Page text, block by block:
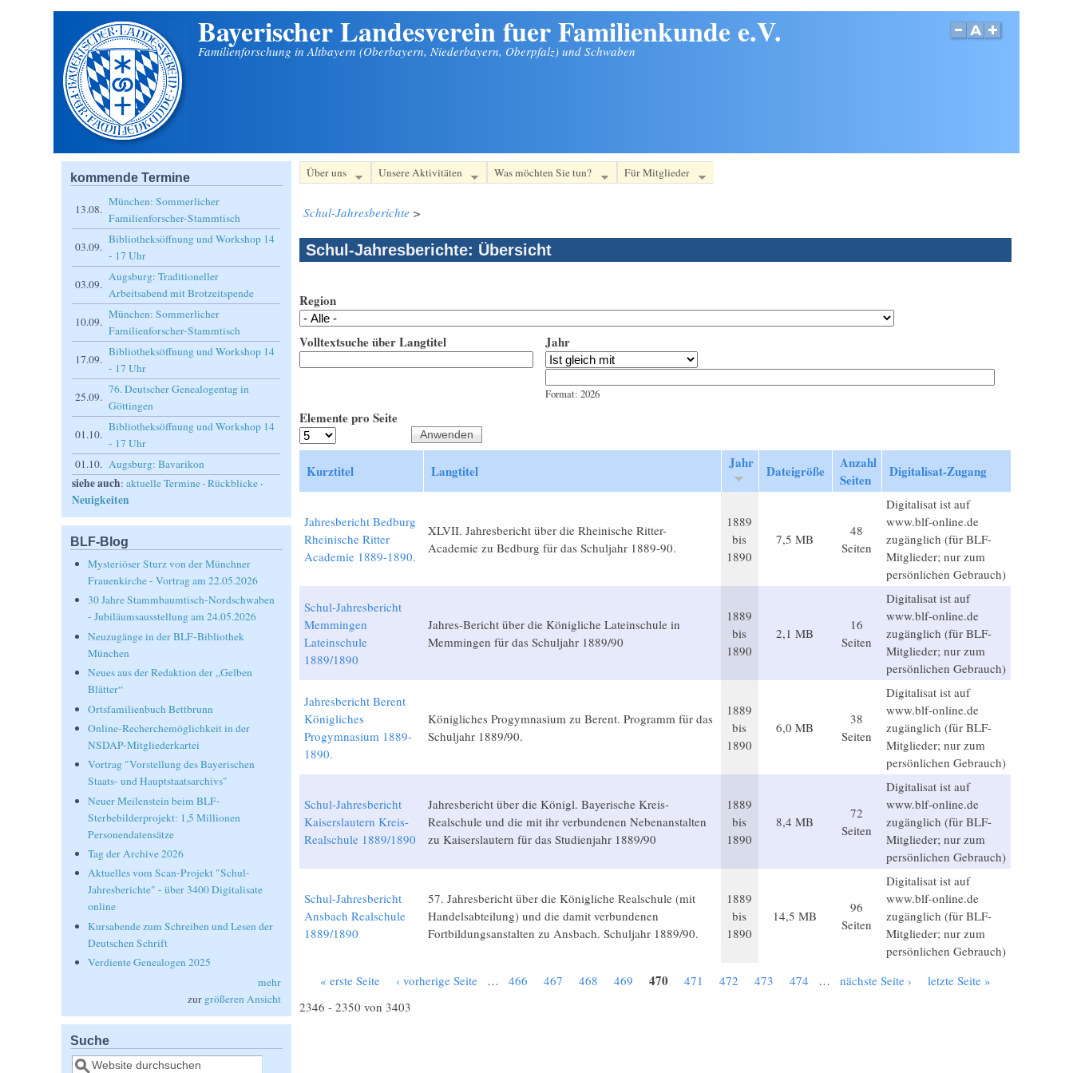
Bayerischer Landesverein fuer Familienkunde e.V.
Familienforschung in Altbayern (Oberbayern, Niederbayern, Oberpfalz) und Schwaben
Über uns Unsere Aktivitäten Was möchten Sie tun? Für Mitglieder
Schul-Jahresberichte >
Schul-Jahresberichte: Übersicht
Region
Volltextsuche über Langtitel
Jahr
Format: 2026
Elemente pro Seite
Kurztitel Langtitel Jahr Dateigröße
Anzahl
Seiten
Digitalisat-Zugang
Jahresbericht Bedburg
Rheinische Ritter
Academie 1889-1890.
XLVII. Jahresbericht über die Rheinische Ritter-
Academie zu Bedburg für das Schuljahr 1889-90.
1889
bis
1890
7,5 MB
48
Seiten
Digitalisat ist auf
www.blf-online.de
zugänglich (für BLF-
Mitglieder; nur zum
persönlichen Gebrauch)
Schul-Jahresbericht
Memmingen
Lateinschule
1889/1890
Jahres-Bericht über die Königliche Lateinschule in
Memmingen für das Schuljahr 1889/90
1889
bis
1890
2,1 MB
16
Seiten
Digitalisat ist auf
www.blf-online.de
zugänglich (für BLF-
Mitglieder; nur zum
persönlichen Gebrauch)
Jahresbericht Berent
Königliches
Progymnasium 1889-
1890.
Königliches Progymnasium zu Berent. Programm für das
Schuljahr 1889/90.
1889
bis
1890
6,0 MB
38
Seiten
Digitalisat ist auf
www.blf-online.de
zugänglich (für BLF-
Mitglieder; nur zum
persönlichen Gebrauch)
Schul-Jahresbericht
Kaiserslautern Kreis-
Realschule 1889/1890
Jahresbericht über die Königl. Bayerische Kreis-
Realschule und die mit ihr verbundenen Nebenanstalten
zu Kaiserslautern für das Studienjahr 1889/90
1889
bis
1890
8,4 MB
72
Seiten
Digitalisat ist auf
www.blf-online.de
zugänglich (für BLF-
Mitglieder; nur zum
persönlichen Gebrauch)
Schul-Jahresbericht
Ansbach Realschule
1889/1890
57. Jahresbericht über die Königliche Realschule (mit
Handelsabteilung) und die damit verbundenen
Fortbildungsanstalten zu Ansbach. Schuljahr 1889/90.
1889
bis
1890
14,5 MB
96
Seiten
Digitalisat ist auf
www.blf-online.de
zugänglich (für BLF-
Mitglieder; nur zum
persönlichen Gebrauch)
Seiten
« erste Seite ‹ vorherige Seite … 466 467 468 469 470 471 472 473 474 … nächste Seite ›
letzte Seite »
2346 - 2350 von 3403
kommende Termine
13.08.
München: Sommerlicher
Familienforscher-Stammtisch
03.09.
Bibliotheksöffnung und Workshop 14
- 17 Uhr
03.09.
Augsburg: Traditioneller
Arbeitsabend mit Brotzeitspende
10.09.
München: Sommerlicher
Familienforscher-Stammtisch
17.09.
Bibliotheksöffnung und Workshop 14
- 17 Uhr
25.09.
76. Deutscher Genealogentag in
Göttingen
01.10.
Bibliotheksöffnung und Workshop 14
- 17 Uhr
01.10. Augsburg: Bavarikon
siehe auch:aktuelle Termine ·Rückblicke ·
Neuigkeiten
BLF-Blog
Mysteriöser Sturz von der Münchner
Frauenkirche - Vortrag am 22.05.2026
30 Jahre Stammbaumtisch-Nordschwaben
- Jubiläumsausstellung am 24.05.2026
Neuzugänge in der BLF-Bibliothek
München
Neues aus der Redaktion der „Gelben
Blätter“
Ortsfamilienbuch Bettbrunn
Online-Recherchemöglichkeit in der
NSDAP-Mitgliederkartei
Vortrag "Vorstellung des Bayerischen
Staats- und Hauptstaatsarchivs"
Neuer Meilenstein beim BLF-
Sterbebilderprojekt: 1,5 Millionen
Personendatensätze
Tag der Archive 2026
Aktuelles vom Scan-Projekt "Schul-
Jahresberichte" - über 3400 Digitalisate
online
Kursabende zum Schreiben und Lesen der
Deutschen Schrift
Verdiente Genealogen 2025
mehr
zur größeren Ansicht
Suche
Suche